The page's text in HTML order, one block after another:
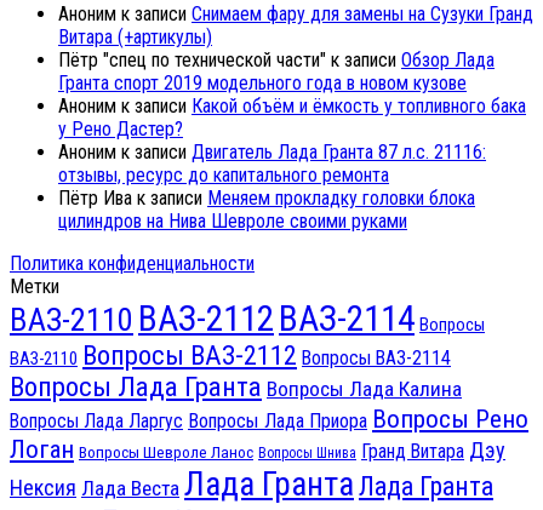
Аноним к записи Снимаем фару для замены на Сузуки Гранд
Витара (+артикулы)
Пётр "спец по технической части" к записи Обзор Лада
Гранта спорт 2019 модельного года в новом кузове
Аноним к записи Какой объём и ёмкость у топливного бака
у Рено Дастер?
Аноним к записи Двигатель Лада Гранта 87 л.с. 21116:
отзывы, ресурс до капитального ремонта
Пётр Ива к записи Меняем прокладку головки блока
цилиндров на Нива Шевроле своими руками
Политика конфиденциальности
Метки
ВАЗ-2110 ВАЗ-2112 ВАЗ-2114 Вопросы
ВАЗ-2110 Вопросы ВАЗ-2112 Вопросы ВАЗ-2114
Вопросы Лада Гранта Вопросы Лада Калина
Вопросы Лада Ларгус Вопросы Лада Приора Вопросы Рено
Логан Вопросы Шевроле Ланос Вопросы Шнива Гранд Витара Дэу
Нексия Лада Веста Лада Гранта Лада Гранта